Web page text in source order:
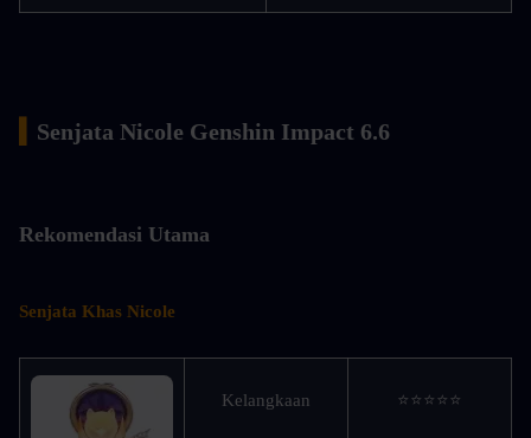
Senjata Nicole Genshin Impact 6.6
Rekomendasi Utama
Senjata Khas Nicole
Kelangkaan ⭐⭐⭐⭐⭐